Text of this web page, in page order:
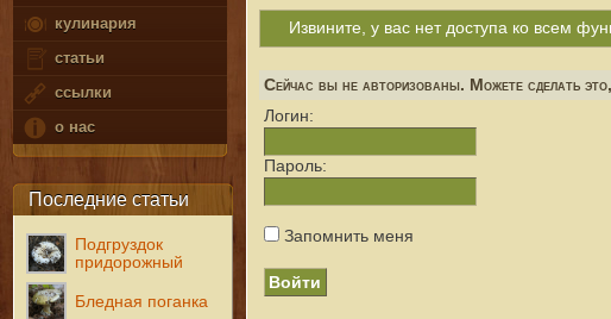
кулинария
статьи
ссылки
о нас
Последние статьи
Подгруздок
придорожный
Бледная поганка
Извините, у вас нет доступа ко всем
Сейчас вы не авторизованы. Можете сделать
Логин:
Пароль:
Запомнить меня